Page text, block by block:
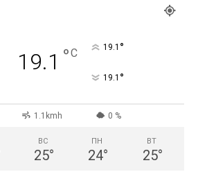
19.1 °C 19.1 °
19.1 °
1.1kmh 0 %
ВС
25°
ПН
24°
ВТ
25°